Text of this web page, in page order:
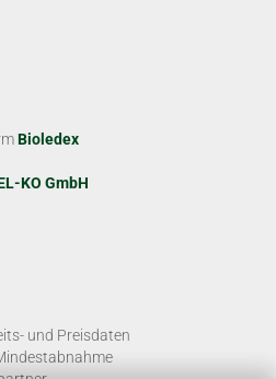
Bioledex
KO GmbH
und Preisdaten